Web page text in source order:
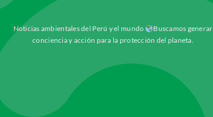
Noticias ambientales del Perú y el mundo
Buscamos generar
conciencia y acción para la protección del planeta.